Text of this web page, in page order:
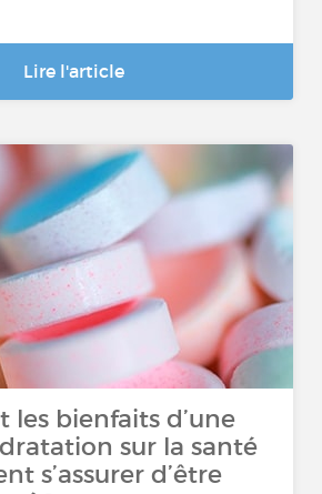
Lire l'article
les bienfaits d’une
sur la santé
s’assurer d’être